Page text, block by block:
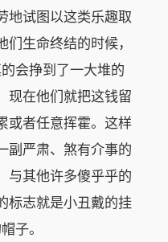
地试图以这类乐趣取
生命终结的时候，
会挣到了一大堆的
现在他们就把这钱留
或者任意挥霍。这样
副严肃、煞有介事的
与其他许多傻乎乎的
标志就是小丑戴的挂
子。